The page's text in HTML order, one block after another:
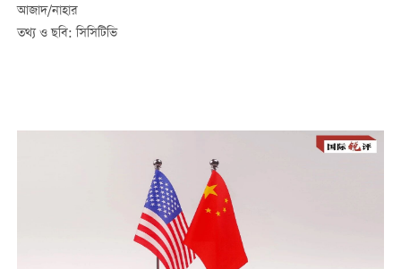
আজাদ/নাহার
তথ্য ও ছবি: সিসিটিভি